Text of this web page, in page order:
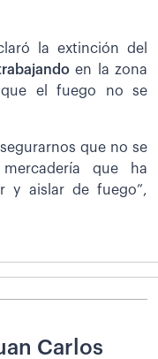
la extinción del
en la zona
que el fuego no se
que no se
que ha
y aislar de fuego”,
Carlos